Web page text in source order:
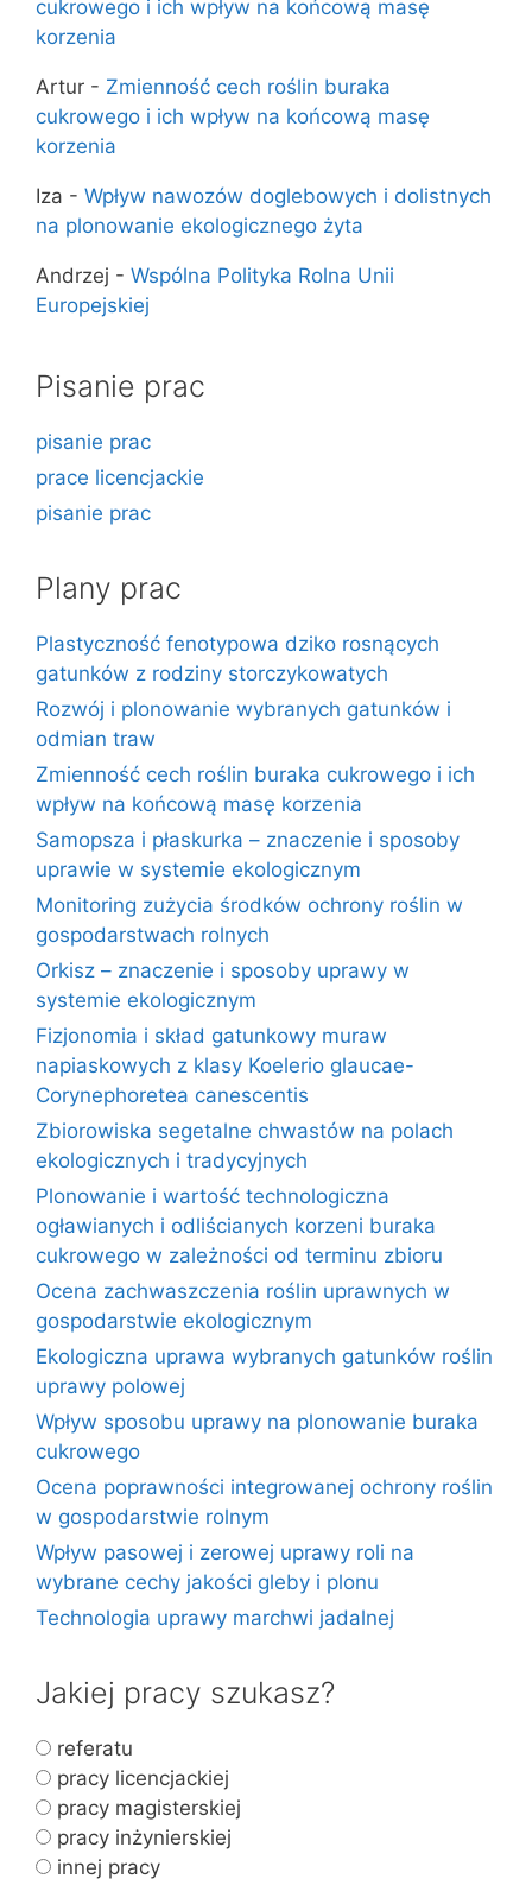
cukrowego i ich wpływ na końcową masę
korzenia
Artur - Zmienność cech roślin buraka
cukrowego i ich wpływ na końcową masę
korzenia
Iza - Wpływ nawozów doglebowych i dolistnych
na plonowanie ekologicznego żyta
Andrzej - Wspólna Polityka Rolna Unii
Europejskiej
Pisanie prac
pisanie prac
prace licencjackie
pisanie prac
Plany prac
Plastyczność fenotypowa dziko rosnących
gatunków z rodziny storczykowatych
Rozwój i plonowanie wybranych gatunków i
odmian traw
Zmienność cech roślin buraka cukrowego i ich
wpływ na końcową masę korzenia
Samopsza i płaskurka – znaczenie i sposoby
uprawie w systemie ekologicznym
Monitoring zużycia środków ochrony roślin w
gospodarstwach rolnych
Orkisz – znaczenie i sposoby uprawy w
systemie ekologicznym
Fizjonomia i skład gatunkowy muraw
napiaskowych z klasy Koelerio glaucae-
Corynephoretea canescentis
Zbiorowiska segetalne chwastów na polach
ekologicznych i tradycyjnych
Plonowanie i wartość technologiczna
ogławianych i odliścianych korzeni buraka
cukrowego w zależności od terminu zbioru
Ocena zachwaszczenia roślin uprawnych w
gospodarstwie ekologicznym
Ekologiczna uprawa wybranych gatunków roślin
uprawy polowej
Wpływ sposobu uprawy na plonowanie buraka
cukrowego
Ocena poprawności integrowanej ochrony roślin
w gospodarstwie rolnym
Wpływ pasowej i zerowej uprawy roli na
wybrane cechy jakości gleby i plonu
Technologia uprawy marchwi jadalnej
Jakiej pracy szukasz?
referatu
pracy licencjackiej
pracy magisterskiej
pracy inżynierskiej
innej pracy